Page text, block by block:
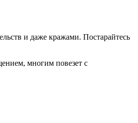
и даже кражами. Постарайтесь
многим повезет с